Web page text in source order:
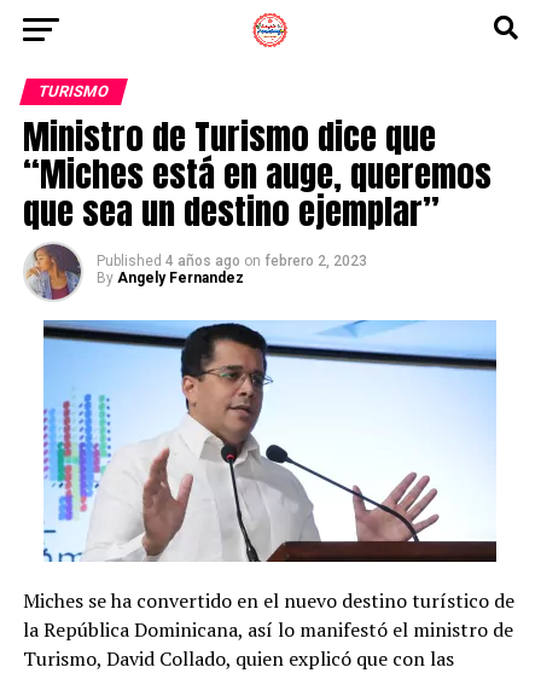
TURISMO
Ministro de Turismo dice que
“Miches está en auge, queremos
que sea un destino ejemplar”
Published 4 años ago on febrero 2, 2023
By Angely Fernandez
Miches se ha convertido en el nuevo destino turístico de
la República Dominicana, así lo manifestó el ministro de
Turismo, David Collado, quien explicó que con las